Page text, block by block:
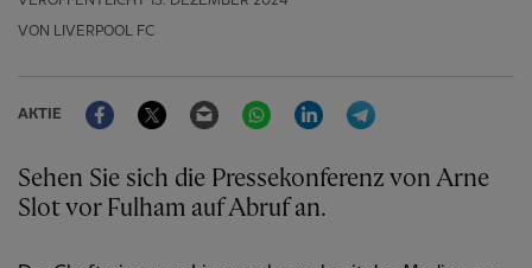
VON LIVERPOOL FC
AKTIE
FacebookTwitter Email WhatsAppLinkedIn
Sehen Sie sich die Pressekonferenz von Arne
Slot vor Fulham auf Abruf an.